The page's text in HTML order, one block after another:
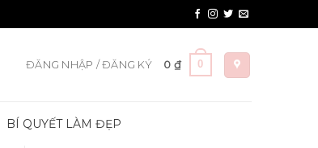
ĐĂNG NHẬP / ĐĂNG KÝ 0 ₫ 0
BÍ QUYẾT LÀM ĐẸP